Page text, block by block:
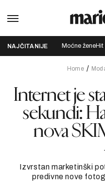
NAJČITANIJE Moćne ženeHit
Home
Internet je
sekundi:
nova
Izvrstan marketinški
predivne nove